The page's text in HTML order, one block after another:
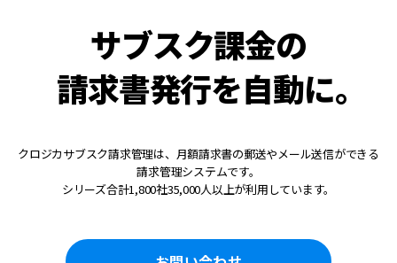
サブスク課金の
請求書発行を自動に。
クロジカサブスク請求管理は、 月額請求書の郵送やメール送信ができる
請求管理システムです。
シリーズ合計1,800社35,000人以上が利用しています。